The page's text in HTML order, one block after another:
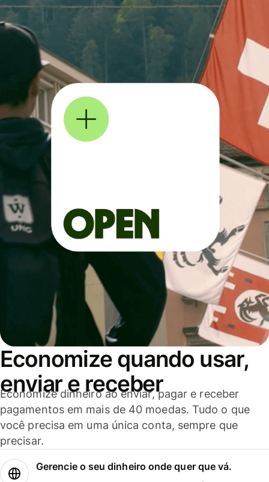
Economize quando usar,
enviar e receber
Economize dinheiro ao enviar, pagar e receber
pagamentos em mais de 40 moedas. Tudo o que
você precisa em uma única conta, sempre que
precisar.
Gerencie o seu dinheiro onde quer que vá.